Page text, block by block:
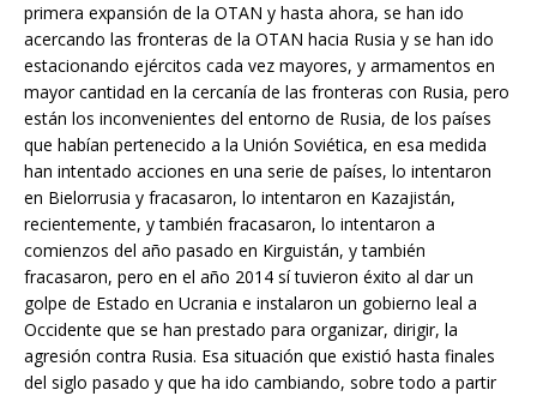
primera expansión de la OTAN y hasta ahora, se han ido
acercando las fronteras de la OTAN hacia Rusia y se han ido
estacionando ejércitos cada vez mayores, y armamentos en
mayor cantidad en la cercanía de las fronteras con Rusia, pero
están los inconvenientes del entorno de Rusia, de los países
que habían pertenecido a la Unión Soviética, en esa medida
han intentado acciones en una serie de países, lo intentaron
en Bielorrusia y fracasaron, lo intentaron en Kazajistán,
recientemente, y también fracasaron, lo intentaron a
comienzos del año pasado en Kirguistán, y también
fracasaron, pero en el año 2014 sí tuvieron éxito al dar un
golpe de Estado en Ucrania e instalaron un gobierno leal a
Occidente que se han prestado para organizar, dirigir, la
agresión contra Rusia. Esa situación que existió hasta finales
del siglo pasado y que ha ido cambiando, sobre todo a partir